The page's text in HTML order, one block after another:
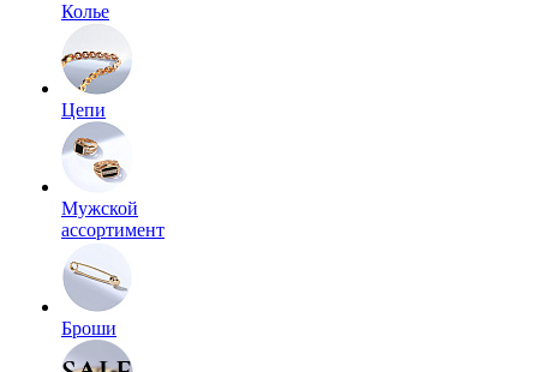
Колье
Цепи
Мужской
ассортимент
Броши